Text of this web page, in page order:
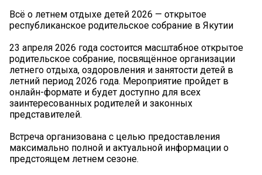
Всё о летнем отдыхе детей 2026 — открытое
республиканское родительское собрание в Якутии
23 апреля 2026 года состоится масштабное открытое
родительское собрание, посвящённое организации
летнего отдыха, оздоровления и занятости детей в
летний период 2026 года. Мероприятие пройдет в
онлайн-формате и будет доступно для всех
заинтересованных родителей и законных
представителей.
Встреча организована с целью предоставления
максимально полной и актуальной информации о
предстоящем летнем сезоне.